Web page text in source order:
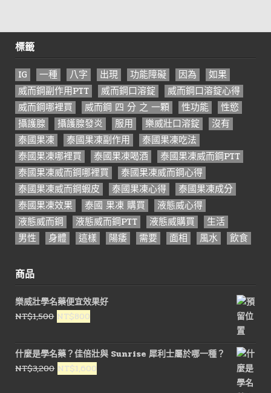
標籤
IG 一種 八字 出現 功能障礙 因為
如果
威而鋼副作用PTT
威而鋼口溶錠
威而鋼口溶錠心得
威而鋼哪裡買
威而鋼 四 分 之 一顆 性功能
性慾
攝護腺
攝護腺發炎 服用 樂威壯口溶錠
沒有
泰國果凍
泰國果凍副作用
泰國果凍吃法
泰國果凍哪裡買
泰國果凍喝酒
泰國果凍威而鋼PTT
泰國果凍威而鋼哪裡買
泰國果凍威而鋼心得
泰國果凍威而鋼蝦皮
泰國果凍心得
泰國果凍成分
泰國果凍效果
泰國 果凍 購買
液態威心得
液態威而鋼
液態威而鋼PTT 液態威購買
生活
男性
身體 這樣 陽痿 需要 面相 風水 飲食
商品
樂威壯學名藥便宜效果好
NT$1,500 原
價
格：
NT$1,500。
NT$800
價
格：
NT$800。
什麼是學名藥？佳倍壯與 Sunrise 犀利士屬於哪一種？
NT$3,200 原
NT$1,600